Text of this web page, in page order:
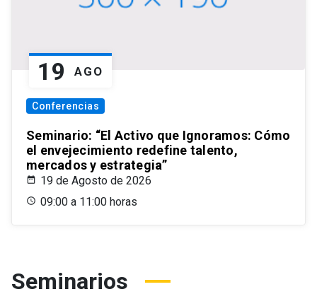
19 AGO
Conferencias
Seminario: “El Activo que Ignoramos: Cómo
el envejecimiento redefine talento,
mercados y estrategia”
19 de Agosto de 2026
09:00 a 11:00 horas
Seminarios